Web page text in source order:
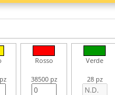
Rosso
38500 pz
Verde
28 pz